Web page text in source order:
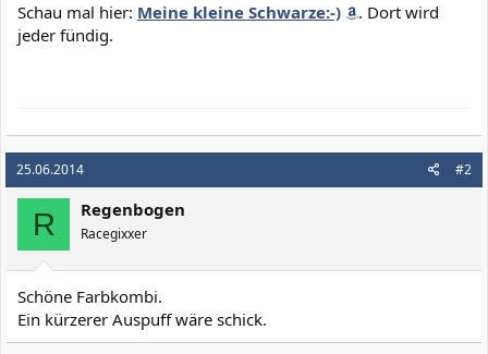
Schau mal hier: Meine kleine Schwarze:-)
. Dort wird
jeder fündig.
25.06.2014 #2
R Regenbogen
Racegixxer
Schöne Farbkombi.
Ein kürzerer Auspuff wäre schick.